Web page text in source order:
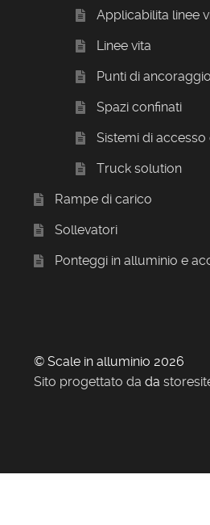
Applicabilita linee
Linee vita
Punti di ancoraggio
Spazi confinati
Sistemi di
Truck solution
Rampe di carico
Sollevatori
Ponteggi in alluminio e
© Scale in alluminio 2026
Sito progettato da da